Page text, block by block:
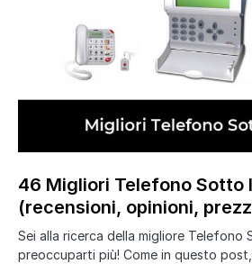
46 Migliori Telefono Sotto
(recensioni, opinioni,
Sei alla ricerca della migliore Telefono
preoccuparti più! Come in questo